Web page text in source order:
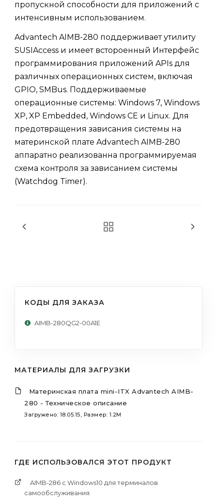
пропускной способности для приложений с
интенсивным использованием.
Advantech AIMB-280 поддерживает утилиту
SUSIAccess и имеет встороенный Интерфейс
программирования приложений APIs для
различных операционных систем, включая
GPIO, SMBus. Поддерживаемые
операционные системы: Windows 7, Windows
XP, XP Embedded, Windows CE и Linux. Для
предотвращения зависания системы на
материнской плате Advantech AIMB-280
аппаратно реализованна программируемая
схема контроля за зависанием системы
(Watchdog Timer).
КОДЫ ДЛЯ ЗАКАЗА
AIMB-280QG2-00A1E
МАТЕРИАЛЫ ДЛЯ ЗАГРУЗКИ
Материнская плата mini-ITX Advantech AIMB-
280 - Техническое описание
Загружено: 18.05.15, Размер: 1.2M
ГДЕ ИСПОЛЬЗОВАЛСЯ ЭТОТ ПРОДУКТ
AIMB-286 с Windows10 для терминалов
самообслуживания